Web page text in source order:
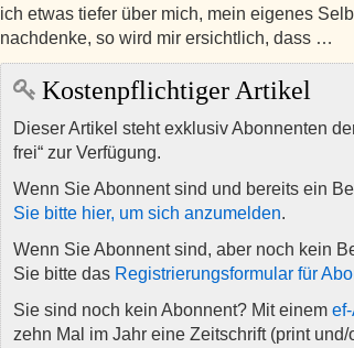
ich etwas tiefer über mich, mein eigenes
nachdenke, so wird mir ersichtlich, dass …
Kostenpflichtiger Artikel
Dieser Artikel steht exklusiv Abonnenten
frei“ zur Verfügung.
Wenn Sie Abonnent sind und bereits ein
Sie bitte hier, um sich anzumelden.
Wenn Sie Abonnent sind, aber noch kein
Sie bitte das Registrierungsformular für
Sie sind noch kein Abonnent? Mit einem
zehn Mal im Jahr eine Zeitschrift (print